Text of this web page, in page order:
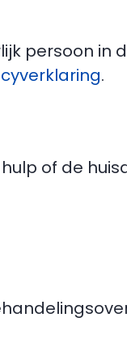
persoon in
.
of de